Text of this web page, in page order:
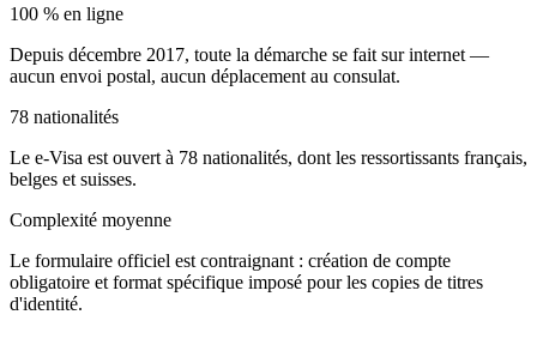
100 % en ligne
Depuis décembre 2017, toute la démarche se fait sur internet —
aucun envoi postal, aucun déplacement au consulat.
78 nationalités
Le e-Visa est ouvert à 78 nationalités, dont les ressortissants français,
belges et suisses.
Complexité moyenne
Le formulaire officiel est contraignant : création de compte
obligatoire et format spécifique imposé pour les copies de titres
d'identité.